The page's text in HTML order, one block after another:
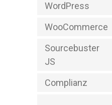
WordPress
WooCommerce
Sourcebuster
JS
Complianz